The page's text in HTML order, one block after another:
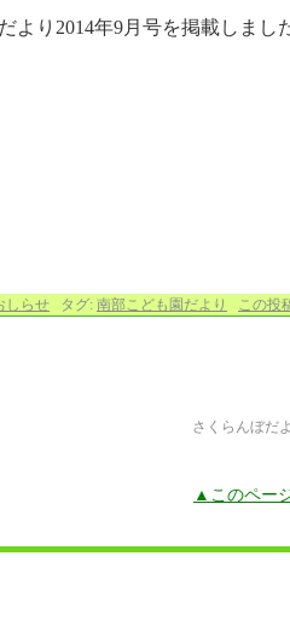
より2014年9月号を掲載しまし
しらせ タグ: 南部こども園だより この投
さくらんぼだ
▲このペー